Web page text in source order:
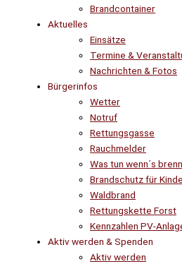
Brandcontainer
Aktuelles
Einsätze
Termine &
Nachrichten & Fotos
Bürgerinfos
Wetter
Notruf
Rettungsgasse
Rauchmelder
Was tun wenn´s
Brandschutz für
Waldbrand
Rettungskette Forst
Kennzahlen PV-
Aktiv werden & Spenden
Aktiv werden